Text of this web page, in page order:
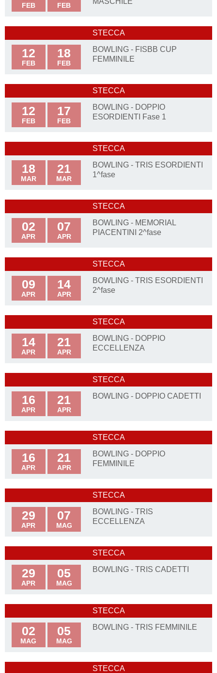
FEB FEB
STECCA
12
FEB
18
FEB
BOWLING - FISBB CUP
FEMMINILE
STECCA
12
FEB
17
FEB
BOWLING - DOPPIO
ESORDIENTI Fase 1
STECCA
18
MAR
21
MAR
BOWLING - TRIS ESORDIENTI
1^fase
STECCA
02
APR
07
APR
BOWLING - MEMORIAL
PIACENTINI 2^fase
STECCA
09
APR
14
APR
BOWLING - TRIS ESORDIENTI
2^fase
STECCA
14
APR
21
APR
BOWLING - DOPPIO
ECCELLENZA
STECCA
16
APR
21
APR
BOWLING - DOPPIO CADETTI
STECCA
16
APR
21
APR
BOWLING - DOPPIO
FEMMINILE
STECCA
29
APR
07
MAG
BOWLING - TRIS
ECCELLENZA
STECCA
29
APR
05
MAG
BOWLING - TRIS CADETTI
STECCA
02
MAG
05
MAG
BOWLING - TRIS FEMMINILE
STECCA